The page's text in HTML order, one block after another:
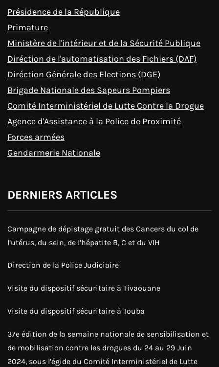
Présidence de la République
Primature
Ministère de l'intérieur et de la Sécurité Publique
Diréction de l'automatisation des Fichiers (DAF)
Diréction Générale des Elections (DGE)
Brigade Nationale des Sapeurs Pompiers
Comité Interministériel de Lutte Contre la Drogue
Agence d'Assistance à la Police de Proximité
Forces armées
Gendarmerie Nationale
DERNIERS ARTICLES
Campagne de dépistage gratuit des Cancers du col de
l’utérus, du sein, de l’hépatite B, C et du VIH
Direction de la Police Judiciaire
Visite du dispositif sécuritaire à Tivaouane
Visite du dispositif sécuritaire à Touba
37e édition de la semaine nationale de sensibilisation et
de mobilisation contre les drogues du 24 au 29 Juin
2024, sous l’égide du Comité Interministériel de Lutte